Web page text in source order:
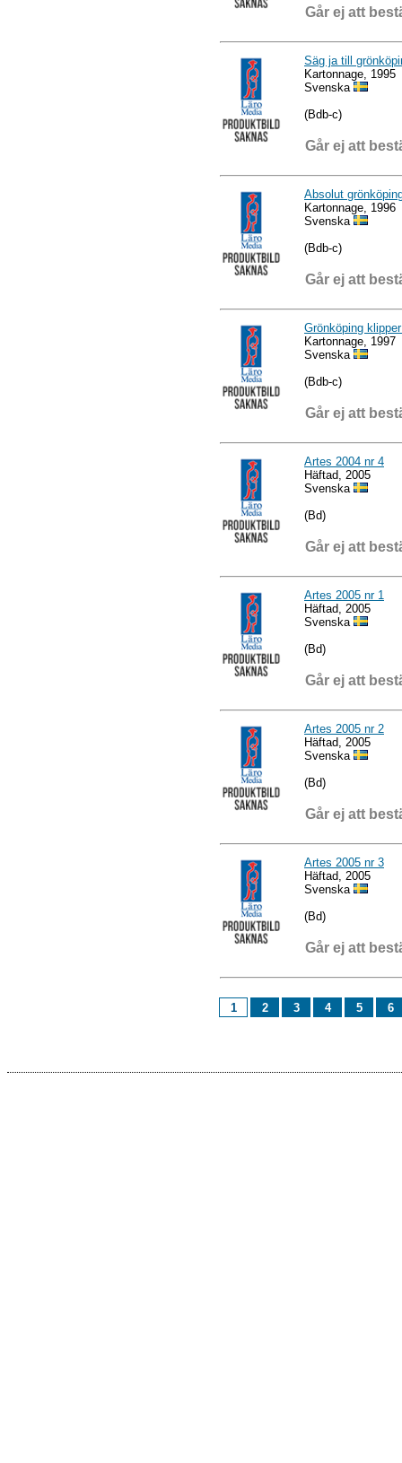
Går ej att
Säg ja till
Kartonnage, 1995
Svenska
(Bdb-c)
Går ej att
Absolut
Kartonnage, 1996
Svenska
(Bdb-c)
Går ej att
Grönköping
Kartonnage, 1997
Svenska
(Bdb-c)
Går ej att
Artes 2004 nr 4
Häftad, 2005
Svenska
(Bd)
Går ej att
Artes 2005 nr 1
Häftad, 2005
Svenska
(Bd)
Går ej att
Artes 2005 nr 2
Häftad, 2005
Svenska
(Bd)
Går ej att
Artes 2005 nr 3
Häftad, 2005
Svenska
(Bd)
Går ej att
1 2 3 4 5 6